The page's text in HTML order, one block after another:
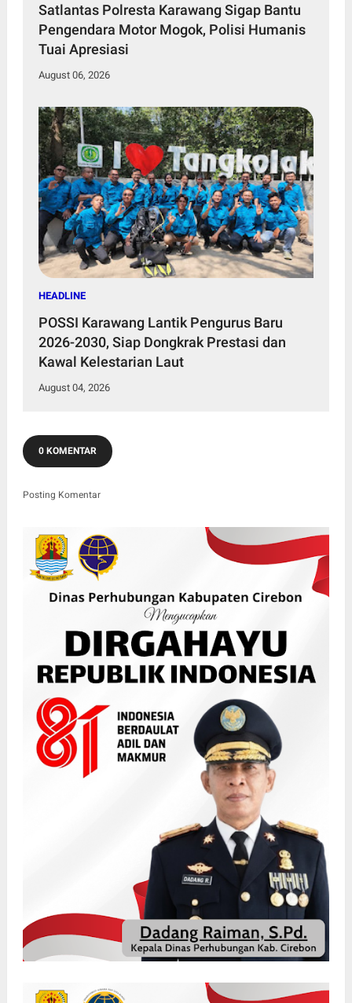
Satlantas Polresta Karawang Sigap Bantu
Pengendara Motor Mogok, Polisi Humanis
Tuai Apresiasi
August 06, 2026
HEADLINE
POSSI Karawang Lantik Pengurus Baru
2026-2030, Siap Dongkrak Prestasi dan
Kawal Kelestarian Laut
August 04, 2026
0 KOMENTAR
Posting Komentar